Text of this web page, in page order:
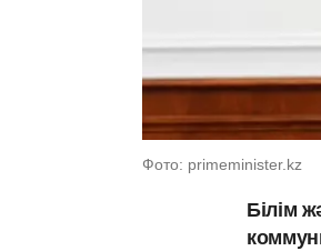
Фото: primeminister.kz
Білім